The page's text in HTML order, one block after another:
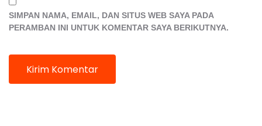
SIMPAN NAMA, EMAIL, DAN SITUS WEB SAYA PADA
PERAMBAN INI UNTUK KOMENTAR SAYA BERIKUTNYA.